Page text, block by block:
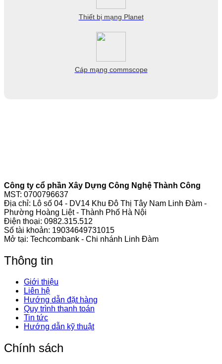
Thiết bị mạng Planet
Cáp mạng commscope
Công ty cổ phần Xây Dựng Công Nghệ Thành Công
MST: 0700796637
Địa chỉ: Lô số 04 - DV14 Khu Đô Thị Tây Nam Linh Đàm -
Phường Hoàng Liệt - Thành Phố Hà Nội
Điện thoại: 0982.315.512
Số tài khoản: 19034649731015
Mở tại: Techcombank - Chi nhánh Linh Đàm
Thông tin
Giới thiệu
Liên hệ
Hướng dẫn đặt hàng
Quy trình thanh toán
Tin tức
Hướng dẫn kỹ thuật
Chính sách